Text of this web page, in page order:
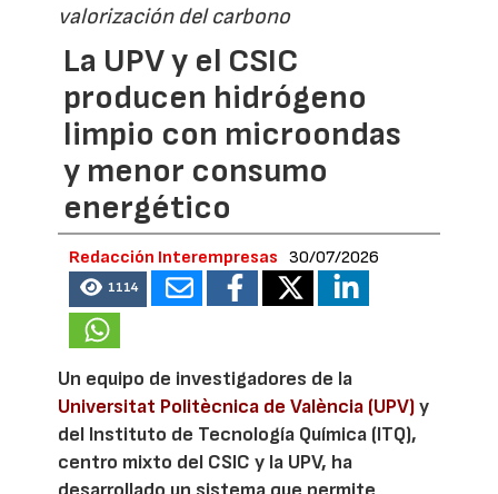
valorización del carbono
La UPV y el CSIC
producen hidrógeno
limpio con microondas
y menor consumo
energético
Redacción Interempresas 30/07/2026
1114
Un equipo de investigadores de la
Universitat Politècnica de València (UPV)y
del Instituto de Tecnología Química (ITQ),
centro mixto del CSIC y la UPV, ha